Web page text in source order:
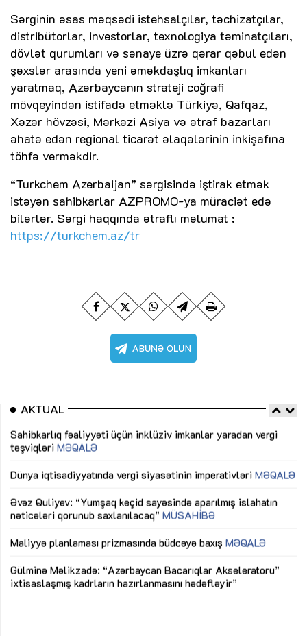
Sərginin əsas məqsədi istehsalçılar, təchizatçılar,
distribütorlar, investorlar, texnologiya təminatçıları,
dövlət qurumları və sənaye üzrə qərar qəbul edən
şəxslər arasında yeni əməkdaşlıq imkanları
yaratmaq, Azərbaycanın strateji coğrafi
mövqeyindən istifadə etməklə Türkiyə, Qafqaz,
Xəzər hövzəsi, Mərkəzi Asiya və ətraf bazarları
əhatə edən regional ticarət əlaqələrinin inkişafına
töhfə verməkdir.
“Turkchem Azerbaijan” sərgisində iştirak etmək
istəyən sahibkarlar AZPROMO-ya müraciət edə
bilərlər. Sərgi haqqında ətraflı məlumat :
https://turkchem.az/tr
AKTUAL
Sahibkarlıq fəaliyyəti üçün inklüziv imkanlar yaradan vergi
təşviqləri MƏQALƏ
Dünya iqtisadiyyatında vergi siyasətinin imperativləri MƏQALƏ
Əvəz Quliyev: “Yumşaq keçid sayəsində aparılmış islahatın
nəticələri qorunub saxlanılacaq” MÜSAHİBƏ
Maliyyə planlaması prizmasında büdcəyə baxış MƏQALƏ
Gülminə Məlikzadə: “Azərbaycan Bacarıqlar Akseleratoru”
ixtisaslaşmış kadrların hazırlanmasını hədəfləyir”